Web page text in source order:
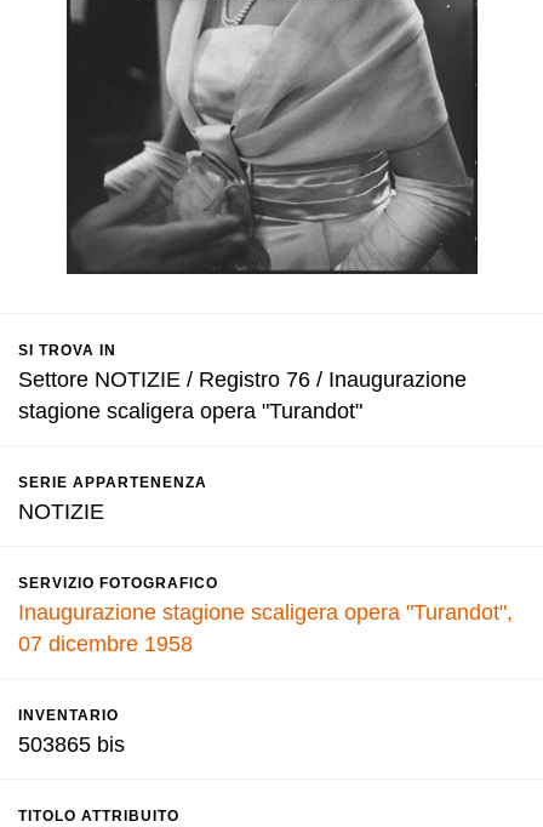
SI TROVA IN
Settore NOTIZIE / Registro 76 / Inaugurazione
stagione scaligera opera "Turandot"
SERIE APPARTENENZA
NOTIZIE
SERVIZIO FOTOGRAFICO
Inaugurazione stagione scaligera opera "Turandot",
07 dicembre 1958
INVENTARIO
503865 bis
TITOLO ATTRIBUITO